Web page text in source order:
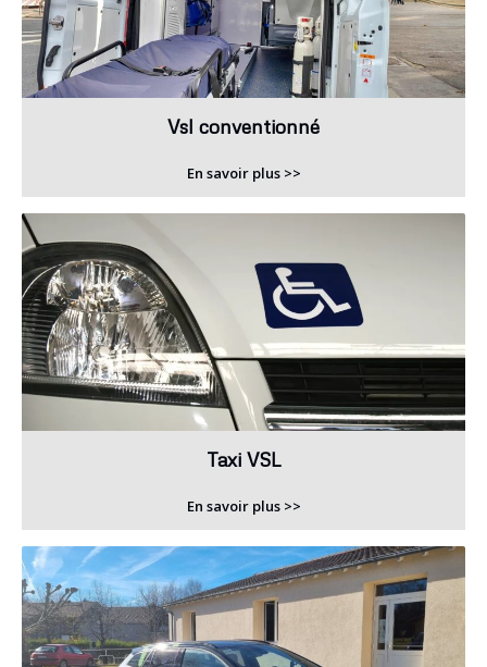
Vsl conventionné
En savoir plus >>
Taxi VSL
En savoir plus >>